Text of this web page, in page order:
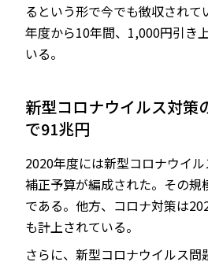
るという形で今でも徴収され
年度から10年間、1,000円引き
いる。
新型コロナウイルス対策
で91兆円
2020年度には新型コロナウイ
補正予算が編成された。その規
である。他方、コロナ対策は
も計上されている。
さらに、新型コロナウイルス